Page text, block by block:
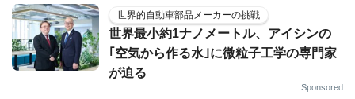
世界的自動車部品メーカーの挑戦
世界最小約1ナノメートル、アイシンの
｢空気から作る水｣に微粒子工学の専門家
が迫る
Sponsored